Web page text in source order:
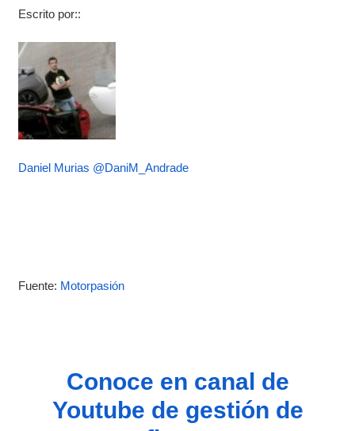
Escrito por::
Daniel Murias @DaniM_Andrade
Fuente: Motorpasión
Conoce en canal de
Youtube de gestión de